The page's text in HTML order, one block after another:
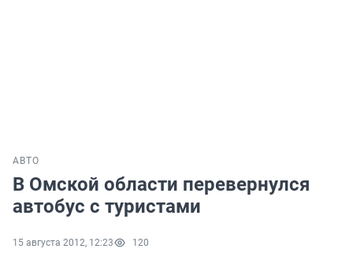
АВТО
В Омской области перевернулся
автобус с туристами
15 августа 2012, 12:23 120